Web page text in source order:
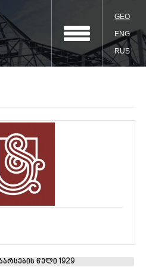
GEO
ENG
RUS
წელი 1929